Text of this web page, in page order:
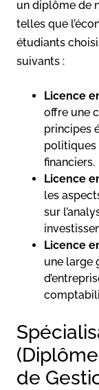
un diplôme de
telles que
étudiants
suivants :
Licence
offre une
principes
politiques
financiers.
Licence
les
sur
Licence
une large
de